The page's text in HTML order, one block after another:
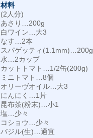
材料
(2人分)
あさり…200g
白ワイン…大3
なす…2本
スパゲッティ(1.1mm)…200g
水…2カップ
カットトマト…1/2缶(200g)
ミニトマト…8個
オリーヴオイル…大3
にんにく…1片
昆布茶(粉末)…小1
塩…少々
コショウ…少々
バジル(生)…適宜